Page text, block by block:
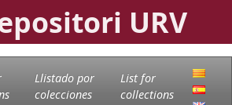
URV
Llistado por
colecciones
List for
collections